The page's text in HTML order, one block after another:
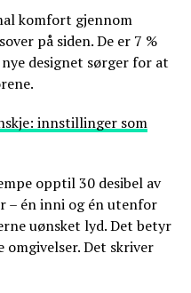
komfort gjennom
på siden. De er 7 %
designet sørger for at
innstillinger som
opptil 30 desibel av
– én inni og én utenfor
uønsket lyd. Det betyr
Det skriver